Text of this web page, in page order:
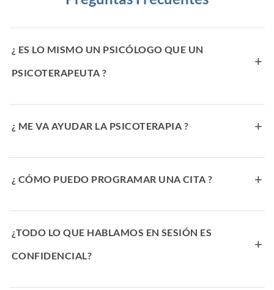
¿ ES LO MISMO UN PSICÓLOGO QUE UN
PSICOTERAPEUTA ?
+
¿ ME VA AYUDAR LA PSICOTERAPIA ? +
¿ CÓMO PUEDO PROGRAMAR UNA CITA ? +
¿TODO LO QUE HABLAMOS EN SESIÓN ES
CONFIDENCIAL?
+